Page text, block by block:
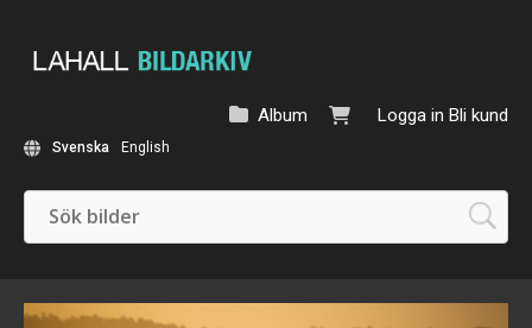
Logga in Bli kund
Album
Svenska English